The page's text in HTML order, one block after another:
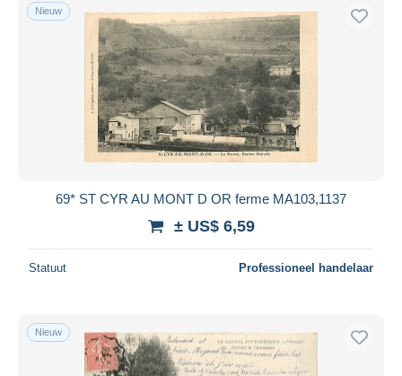
Nieuw
69* ST CYR AU MONT D OR ferme MA103,1137
± US$ 6,59
Statuut Professioneel handelaar
Nieuw